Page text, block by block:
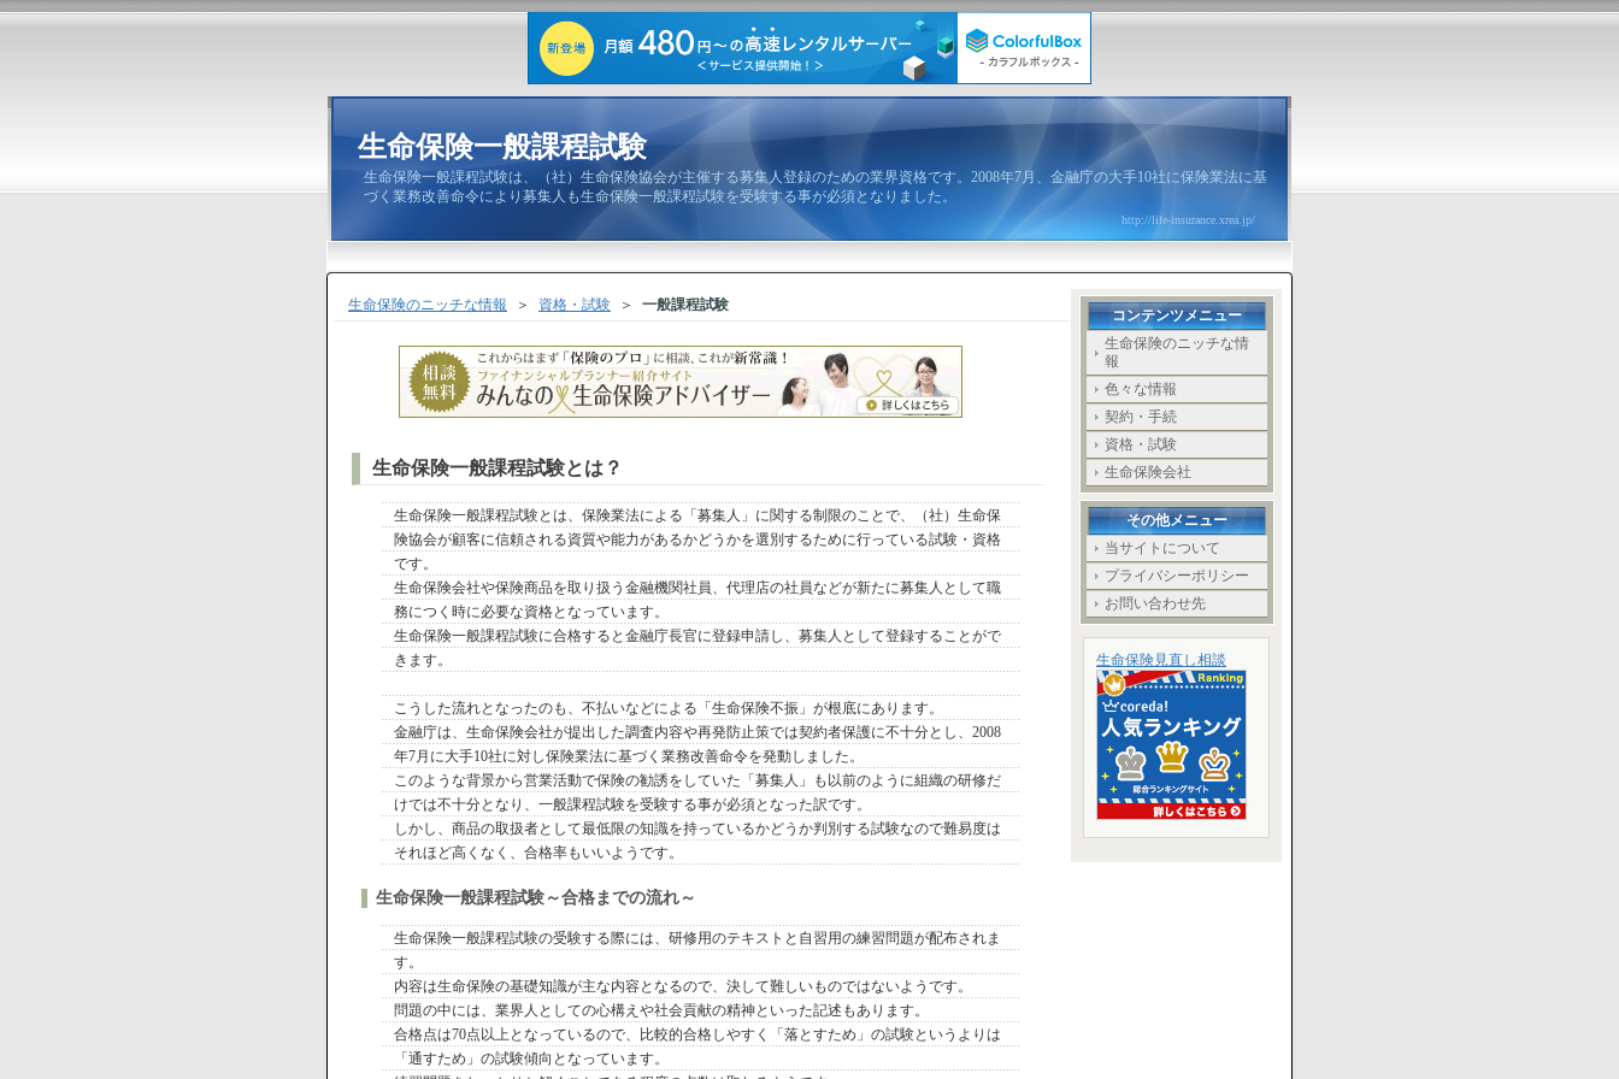
生命保険一般課程試験
生命保険一般課程試験は、（社）生命保険協会が主催する募集人登録のための業界資格です。2008年7月、金融庁の大手10社に保険業法に基
づく業務改善命令により募集人も生命保険一般課程試験を受験する事が必須となりました。
http://life-insurance.xrea.jp/
生命保険のニッチな情報 ＞ 資格・試験 ＞ 一般課程試験
生命保険一般課程試験とは？
生命保険一般課程試験とは、保険業法による「募集人」に関する制限のことで、（社）生命保
険協会が顧客に信頼される資質や能力があるかどうかを選別するために行っている試験・資格
です。
生命保険会社や保険商品を取り扱う金融機関社員、代理店の社員などが新たに募集人として職
務につく時に必要な資格となっています。
生命保険一般課程試験に合格すると金融庁長官に登録申請し、募集人として登録することがで
きます。
こうした流れとなったのも、不払いなどによる「生命保険不振」が根底にあります。
金融庁は、生命保険会社が提出した調査内容や再発防止策では契約者保護に不十分とし、2008
年7月に大手10社に対し保険業法に基づく業務改善命令を発動しました。
このような背景から営業活動で保険の勧誘をしていた「募集人」も以前のように組織の研修だ
けでは不十分となり、一般課程試験を受験する事が必須となった訳です。
しかし、商品の取扱者として最低限の知識を持っているかどうか判別する試験なので難易度は
それほど高くなく、合格率もいいようです。
生命保険一般課程試験～合格までの流れ～
生命保険一般課程試験の受験する際には、研修用のテキストと自習用の練習問題が配布されま
す。
内容は生命保険の基礎知識が主な内容となるので、決して難しいものではないようです。
問題の中には、業界人としての心構えや社会貢献の精神といった記述もあります。
合格点は70点以上となっているので、比較的合格しやすく「落とすため」の試験というよりは
「通すため」の試験傾向となっています。
コンテンツメニュー
生命保険のニッチな情
報
色々な情報
契約・手続
資格・試験
生命保険会社
その他メニュー
当サイトについて
プライバシーポリシー
お問い合わせ先
生命保険見直し相談